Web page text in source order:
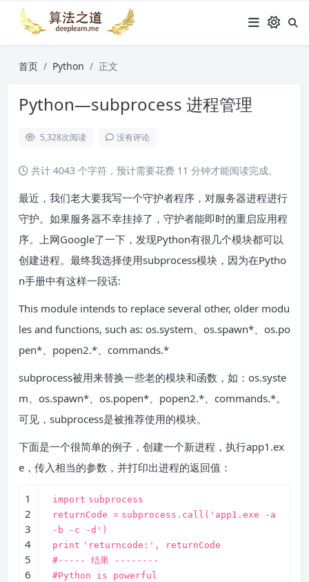
首页 Python 正文
Python—subprocess 进程管理
5,328次阅读 没有评论
共计 4043 个字符，预计需要花费 11 分钟才能阅读完成。
最近，我们老大要我写一个守护者程序，对服务器进程进行
守护。如果服务器不幸挂掉了，守护者能即时的重启应用程
序。上网Google了一下，发现Python有很几个模块都可以
创建进程。最终我选择使用subprocess模块，因为在Pytho
n手册中有这样一段话:
This module intends to replace several other, older modu
les and functions, such as: os.system、os.spawn*、os.po
pen*、popen2.*、commands.*
subprocess被用来替换一些老的模块和函数，如：os.syste
m、os.spawn*、os.popen*、popen2.*、commands.*。
可见，subprocess是被推荐使用的模块。
下面是一个很简单的例子，创建一个新进程，执行app1.ex
e，传入相当的参数，并打印出进程的返回值：
1
2
3
4
5
6
import subprocess
returnCode = subprocess.call( 'app1.exe -a
-b -c -d' )
print 'returncode:' , returnCode
#----- 结果 --------
#Python is powerful